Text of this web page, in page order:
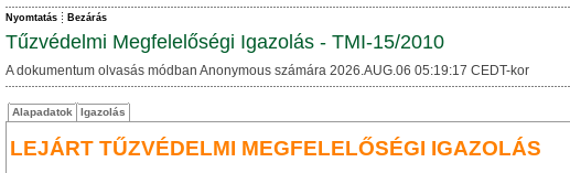
Nyomtatás Bezárás
Tűzvédelmi Megfelelőségi Igazolás - TMI-15/2010
A dokumentum olvasás módban Anonymous számára 2026.AUG.06 05:19:17 CEDT-kor
Alapadatok Igazolás
LEJÁRT TŰZVÉDELMI MEGFELELŐSÉGI IGAZOLÁS